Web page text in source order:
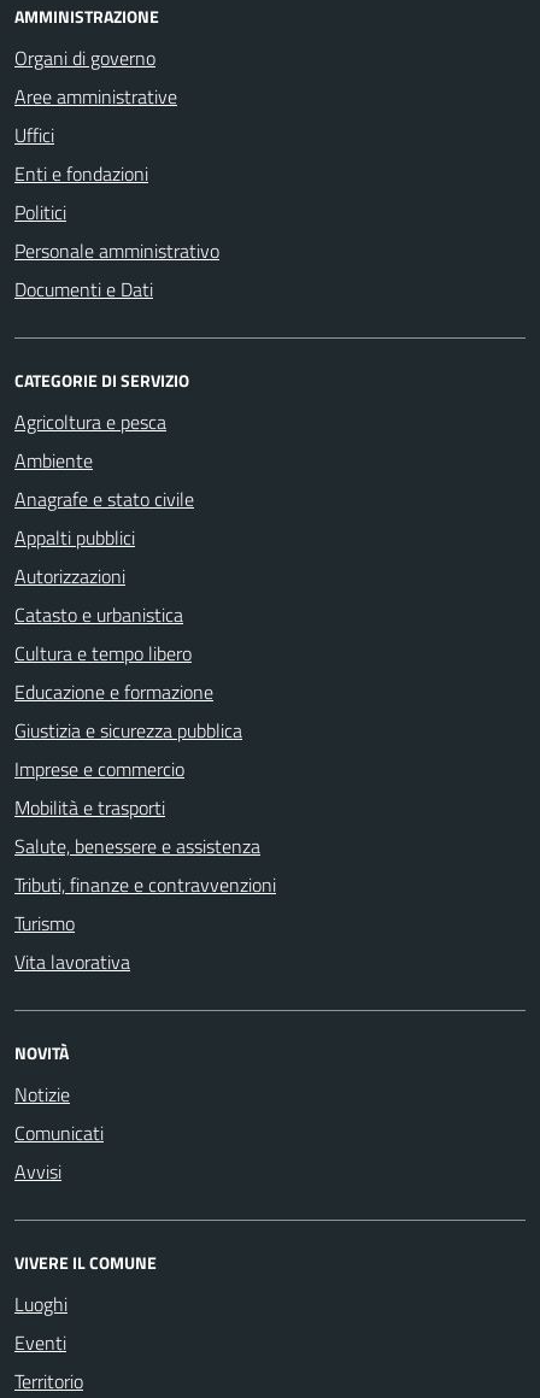
AMMINISTRAZIONE
Organi di governo
Aree amministrative
Uffici
Enti e fondazioni
Politici
Personale amministrativo
Documenti e Dati
CATEGORIE DI SERVIZIO
Agricoltura e pesca
Ambiente
Anagrafe e stato civile
Appalti pubblici
Autorizzazioni
Catasto e urbanistica
Cultura e tempo libero
Educazione e formazione
Giustizia e sicurezza pubblica
Imprese e commercio
Mobilità e trasporti
Salute, benessere e assistenza
Tributi, finanze e contravvenzioni
Turismo
Vita lavorativa
NOVITÀ
Notizie
Comunicati
Avvisi
VIVERE IL COMUNE
Luoghi
Eventi
Territorio